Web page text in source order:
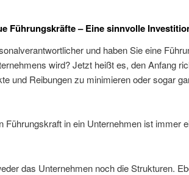
Führungskräfte – Eine sinnvolle
und haben Sie eine
wird? Jetzt heißt es, den Anfang
und Reibungen zu minimieren oder sogar
Führungskraft in ein Unternehmen ist immer
das Unternehmen noch die Strukturen.